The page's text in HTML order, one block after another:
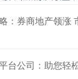
：券商地产领涨
台公司：助您轻